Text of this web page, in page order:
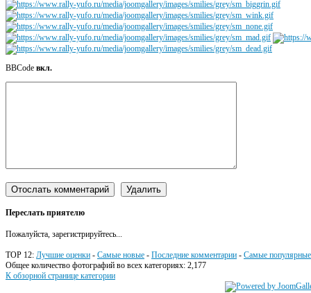
BBCode вкл.
Переслать приятелю
Пожалуйста, зарегистрируйтесь...
TOP 12: Лучшие оценки - Самые новые - Последние комментарии - Самые популярные
Общее количество фотографий во всех категориях: 2,177
К обзорной странице категории